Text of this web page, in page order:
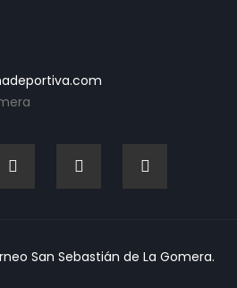
San Sebastián de La Gomera.